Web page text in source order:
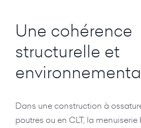
Une cohérence
structurelle et
Dans une construction à
poutres ou en CLT, la menuiserie